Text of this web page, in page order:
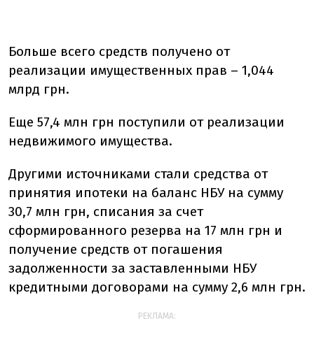
Больше всего средств получено от
реализации имущественных прав – 1,044
млрд грн.
Еще 57,4 млн грн поступили от реализации
недвижимого имущества.
Другими источниками стали средства от
принятия ипотеки на баланс НБУ на сумму
30,7 млн грн, списания за счет
сформированного резерва на 17 млн грн и
получение средств от погашения
задолженности за заставленными НБУ
кредитными договорами на сумму 2,6 млн грн.
РЕКЛАМА: